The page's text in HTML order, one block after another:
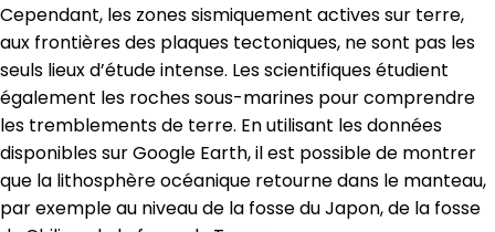
Cependant, les zones sismiquement actives sur terre,
aux frontières des plaques tectoniques, ne sont pas les
seuls lieux d’étude intense. Les scientifiques étudient
également les roches sous-marines pour comprendre
les tremblements de terre. En utilisant les données
disponibles sur Google Earth, il est possible de montrer
que la lithosphère océanique retourne dans le manteau,
par exemple au niveau de la fosse du Japon, de la fosse